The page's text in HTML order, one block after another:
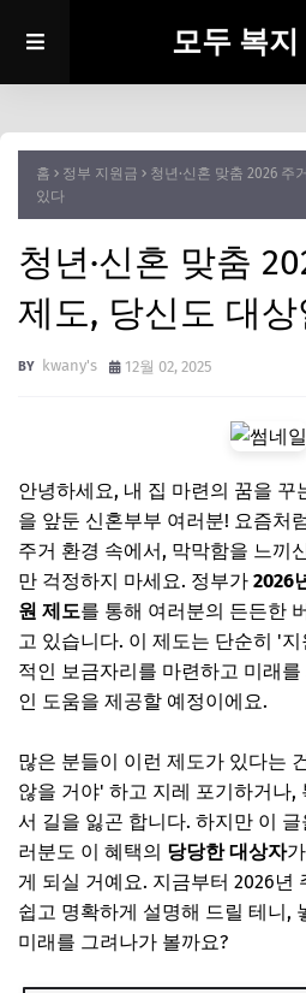
모두 복
홈 정부 지원금
청년·신혼 맞춤 2026 주
있다
청년·신혼 맞춤
제도, 당신도 대
kwany's 12월 02, 2025
안녕하세요, 내 집 마련의 꿈을 꾸
을 앞둔 신혼부부 여러분! 요즘처
주거 환경 속에서, 막막함을 느끼
만 걱정하지 마세요. 정부가 2026
원 제도를 통해 여러분의 든든한
고 있습니다. 이 제도는 단순히 '
적인 보금자리를 마련하고 미래
인 도움을 제공할 예정이에요.
많은 분들이 이런 제도가 있다는
않을 거야' 하고 지레 포기하거나,
서 길을 잃곤 합니다. 하지만 이
러분도 이 혜택의 당당한 대상자
게 되실 거예요. 지금부터 2026년
쉽고 명확하게 설명해 드릴 테니,
미래를 그려나가 볼까요?